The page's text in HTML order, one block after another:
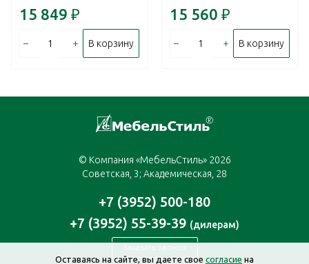
15 849 ₽
– + В корзину
15 560 ₽
– + В корзину
© Компания «МебельСтиль» 2026
Советская, 3; Академическая, 28
+7 (3952) 500-180
+7 (3952) 55-39-39 (дилерам)
Заказать звонок
Оставаясь на сайте, вы даете свое согласие на